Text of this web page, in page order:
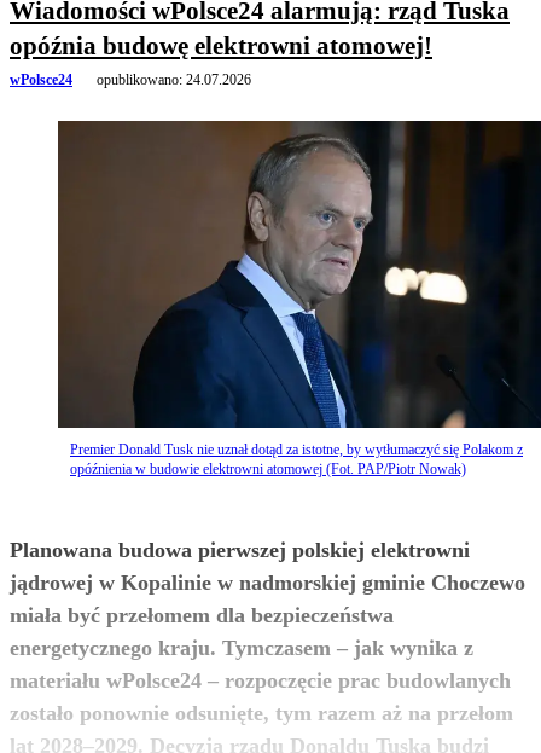
Wiadomości wPolsce24 alarmują: rząd Tuska
opóźnia budowę elektrowni atomowej!
wPolsce24 opublikowano: 24.07.2026
Premier Donald Tusk nie uznał dotąd za istotne, by wytłumaczyć się Polakom z
opóźnienia w budowie elektrowni atomowej (Fot. PAP/Piotr Nowak)
Planowana budowa pierwszej polskiej elektrowni
jądrowej w Kopalinie w nadmorskiej gminie Choczewo
miała być przełomem dla bezpieczeństwa
energetycznego kraju. Tymczasem – jak wynika z
materiału wPolsce24 – rozpoczęcie prac budowlanych
zostało ponownie odsunięte, tym razem aż na przełom
lat 2028–2029. Decyzja rządu Donaldu Tuska budzi